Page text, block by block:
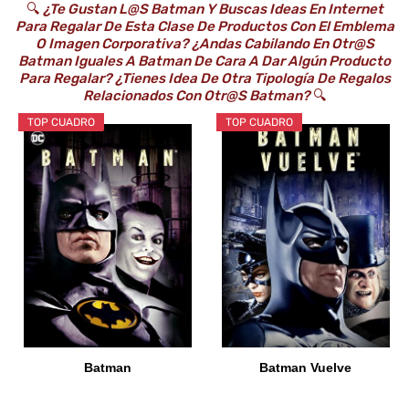
🔍 ¿Te Gustan L@s Batman Y Buscas Ideas En Internet
Para Regalar De Esta Clase De Productos Con El Emblema
O Imagen Corporativa? ¿Andas Cabilando En Otr@s
Batman Iguales A Batman De Cara A Dar Algún Producto
Para Regalar? ¿Tienes Idea De Otra Tipología De Regalos
Relacionados Con Otr@s Batman?🔍
TOP CUADRO
Batman
TOP CUADRO
Batman Vuelve